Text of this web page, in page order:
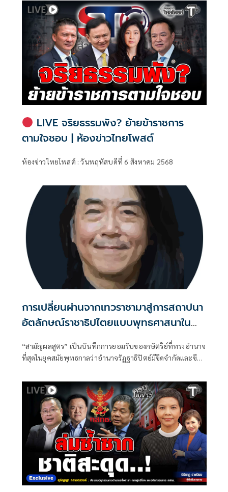
LIVE จริยธรรมพัง? ย้ายข้าราชการ
ตามใจชอบ | ห้องข่าวไทยโพสต์
ห้องข่าวไทยโพสต์ : วันพฤหัสบดีที่ 6 สิงหาคม 2568
การเปลี่ยนผ่านจากเทวราชามาสู่การสถาปนา
อัตลักษณ์ราชาธิปไตยแบบพุทธศาสนาใน
พระไตรปิฏก : สามัญผลสูตรในฐานะทฤษฎี
ขีดจำกัดของอำนาจรัฐเหนือแรงงานและ
ทรัพย์สิน
“สามัญผลสูตร” เป็นบันทึกการยอมรับของกษัตริย์ที่ทรงอำนาจ
ที่สุดในยุคสมัยพุทธกาลว่าอำนาจรัฏฐาธิปัตย์มีขีดจำกัดและขีด